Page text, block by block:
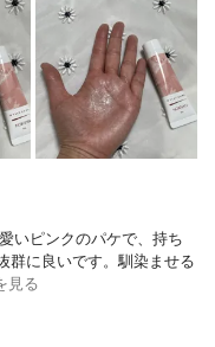
いピンクのパケで、持ち
群に良いです。馴染ませる
見る